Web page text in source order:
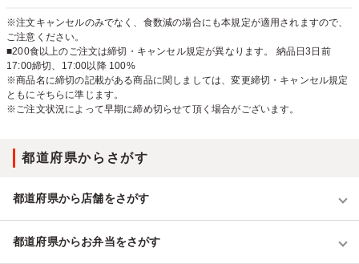
※注文キャンセルのみでなく、食数減の場合にも本規定が適用されますので、
ご注意ください。
■200食以上のご注文は締切・キャンセル規定が異なります。 納品日3日前
17:00締切、17:00以降 100%
※商品名に締切の記載がある商品に関しましては、変更締切・キャンセル規定
ともにそちらに準じます。
※ご注文状況によって早期に締め切らせて頂く場合がございます。
都道府県からさがす
都道府県から店舗をさがす
都道府県からお弁当をさがす